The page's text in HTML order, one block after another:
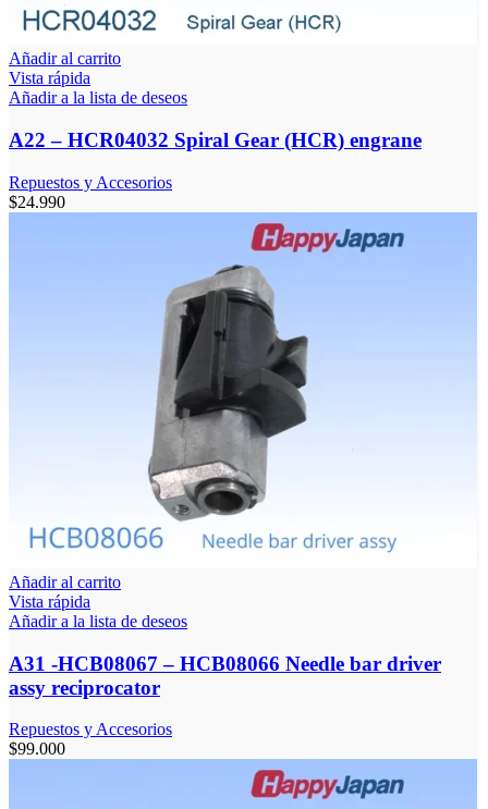
Añadir al carrito
Vista rápida
Añadir a la lista de deseos
A22 – HCR04032 Spiral Gear (HCR) engrane
Repuestos y Accesorios
$24.990
Añadir al carrito
Vista rápida
Añadir a la lista de deseos
A31 -HCB08067 – HCB08066 Needle bar driver
assy reciprocator
Repuestos y Accesorios
$99.000